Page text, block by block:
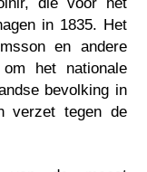
in 1835. Het
en andere
het nationale
bevolking in
verzet tegen de